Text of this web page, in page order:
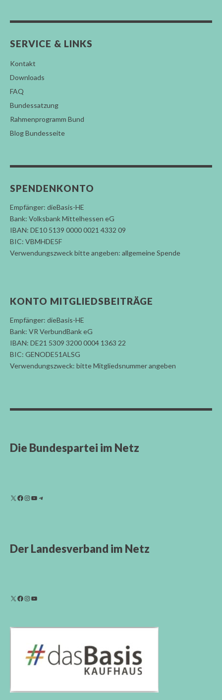
SERVICE & LINKS
Kontakt
Downloads
FAQ
Bundessatzung
Rahmenprogramm Bund
Blog Bundesseite
SPENDENKONTO
Empfänger: dieBasis-HE
Bank: Volksbank Mittelhessen eG
IBAN: DE10 5139 0000 0021 4332 09
BIC: VBMHDE5F
Verwendungszweck bitte angeben: allgemeine Spende
KONTO MITGLIEDSBEITRÄGE
Empfänger: dieBasis-HE
Bank: VR VerbundBank eG
IBAN: DE21 5309 3200 0004 1363 22
BIC: GENODE51ALSG
Verwendungszweck: bitte Mitgliedsnummer angeben
Die Bundespartei im Netz
Der Landesverband im Netz